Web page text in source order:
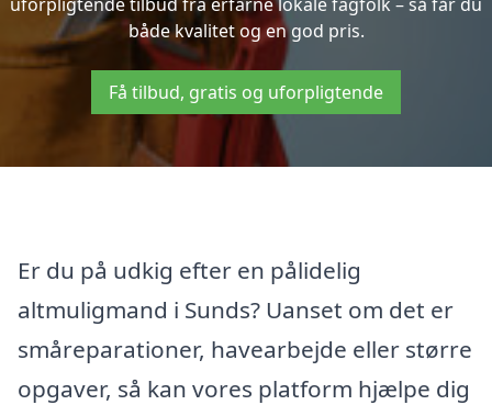
både kvalitet og en god pris.
Få tilbud, gratis og uforpligtende
Er du på udkig efter en pålidelig
altmuligmand i Sunds? Uanset om det er
småreparationer, havearbejde eller større
opgaver, så kan vores platform hjælpe dig